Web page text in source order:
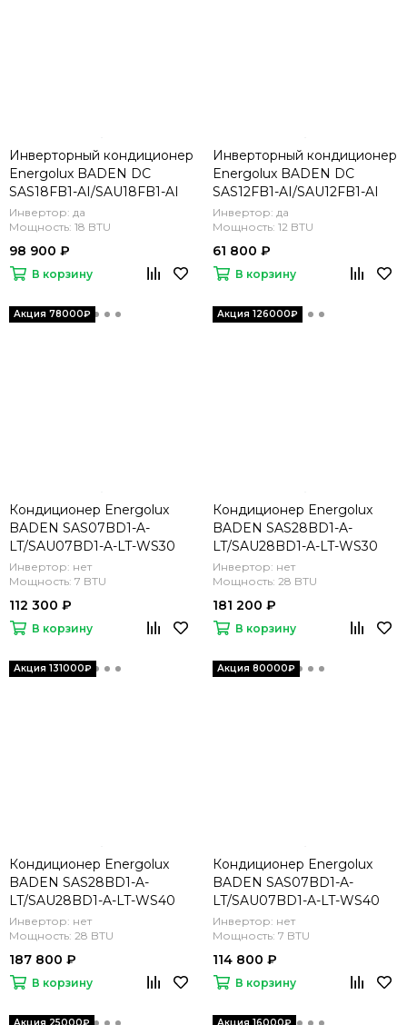
Инверторный кондиционер
Energolux BADEN DC
SAS18FB1-AI/SAU18FB1-AI
Инвертор: да
Мощность: 18 BTU
98 900 ₽
В корзину
Инверторный кондиционер
Energolux BADEN DC
SAS12FB1-AI/SAU12FB1-AI
Инвертор: да
Мощность: 12 BTU
61 800 ₽
В корзину
Кондиционер Energolux
BADEN SAS07BD1-A-
LT/SAU07BD1-A-LT-WS30
Инвертор: нет
Мощность: 7 BTU
112 300 ₽
В корзину
Кондиционер Energolux
BADEN SAS28BD1-A-
LT/SAU28BD1-A-LT-WS30
Инвертор: нет
Мощность: 28 BTU
181 200 ₽
В корзину
Кондиционер Energolux
BADEN SAS28BD1-A-
LT/SAU28BD1-A-LT-WS40
Инвертор: нет
Мощность: 28 BTU
187 800 ₽
В корзину
Кондиционер Energolux
BADEN SAS07BD1-A-
LT/SAU07BD1-A-LT-WS40
Инвертор: нет
Мощность: 7 BTU
114 800 ₽
В корзину